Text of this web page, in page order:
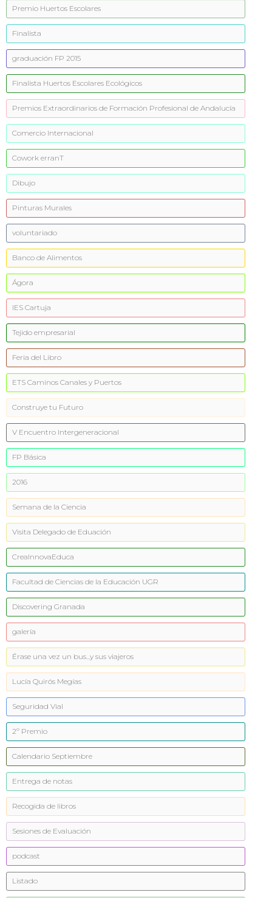
Premio Huertos Escolares
Finalista
graduación FP 2015
Finalista Huertos Escolares Ecológicos
Premios Extraordinarios de Formación Profesional de Andalucía
Comercio Internacional
Cowork erranT
Dibujo
Pinturas Murales
voluntariado
Banco de Alimentos
Ágora
IES Cartuja
Tejido empresarial
Feria del Libro
ETS Caminos Canales y Puertos
Construye tu Futuro
V Encuentro Intergeneracional
FP Básica
2016
Semana de la Ciencia
Visita Delegado de Eduación
CreaInnovaEduca
Facultad de Ciencias de la Educación UGR
Discovering Granada
galería
Érase una vez un bus...y sus viajeros
Lucía Quirós Megías
Seguridad Vial
2º Premio
Calendario Septiembre
Entrega de notas
Recogida de libros
Sesiones de Evaluación
podcast
Listado